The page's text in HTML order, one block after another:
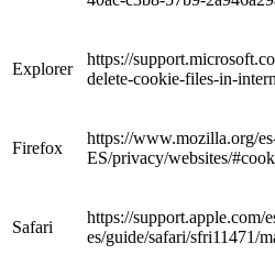
Explorer
https://
delete-cookie-files-in-
Firefox
https://www.mozilla.org/
ES/privacy/websites/
Safari
https://support.apple.com/
es/guide/safari/sfri11471/